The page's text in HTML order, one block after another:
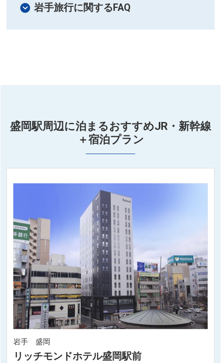
岩手旅行に関するFAQ
盛岡駅周辺に泊まるおすすめJR・新幹線
＋宿泊プラン
岩手 盛岡
リッチモンドホテル盛岡駅前